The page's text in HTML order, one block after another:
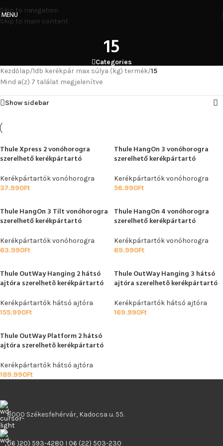
Skip to navigation
Skip to main content
MENU
15
Categories
Kezdőlap/1db kerékpár max súlya (kg) termék/15
Mind a(z) 7 találat megjelenítve
Show sidebar
Thule Xpress 2 vonóhorogra
szerelhető kerékpártartó
Kerékpártartók vonóhorogra
37.990Ft
Thule HangOn 3 vonóhorogra
szerelhető kerékpártartó
Kerékpártartók vonóhorogra
56.990Ft
Thule HangOn 3 Tilt vonóhorogra
szerelhető kerékpártartó
Kerékpártartók vonóhorogra
63.990Ft
Thule HangOn 4 vonóhorogra
szerelhető kerékpártartó
Kerékpártartók vonóhorogra
69.990Ft
Thule OutWay Hanging 2 hátsó
ajtóra szerelhetõ kerékpártartó
Kerékpártartók hátsó ajtóra
155.990Ft
Thule OutWay Hanging 3 hátsó
ajtóra szerelhetõ kerékpártartó
Kerékpártartók hátsó ajtóra
169.990Ft
Thule OutWay Platform 2 hátsó
ajtóra szerelhetõ kerékpártartó
Kerékpártartók hátsó ajtóra
189.990Ft
8000 Székesfehérvár, Kadocsa u. 55.
06 )20) 593-4280 I 06 (22) 503-230